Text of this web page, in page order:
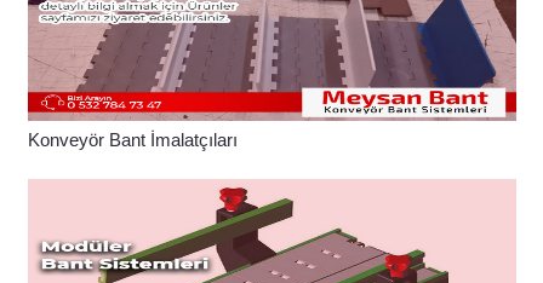
Konveyör Bant İmalatçıları